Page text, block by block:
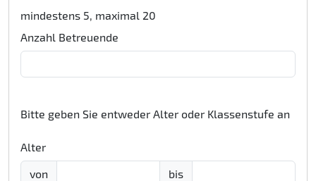
mindestens 5, maximal 20
Anzahl Betreuende
Bitte geben Sie entweder Alter oder Klassenstufe an
Alter
von
bis